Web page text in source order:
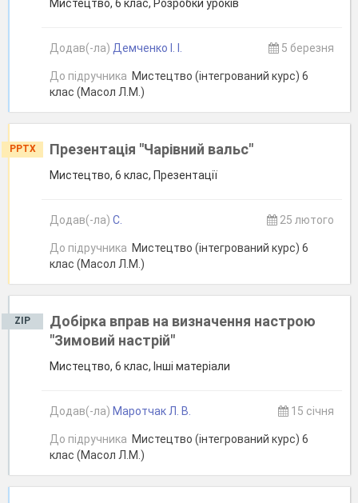
Мистецтво, 6 клас, Розробки уроків
Додав(-ла) Демченко І. І. 5 березня
До підручника Мистецтво (інтегрований курс) 6
клас (Масол Л.М.)
PPTX Презентація "Чарівний вальс"
Мистецтво, 6 клас, Презентації
Додав(-ла) С. 25 лютого
До підручника Мистецтво (інтегрований курс) 6
клас (Масол Л.М.)
ZIP
Добірка вправ на визначення настрою
"Зимовий настрій"
Мистецтво, 6 клас, Інші матеріали
Додав(-ла) Маротчак Л. В. 15 січня
До підручника Мистецтво (інтегрований курс) 6
клас (Масол Л.М.)